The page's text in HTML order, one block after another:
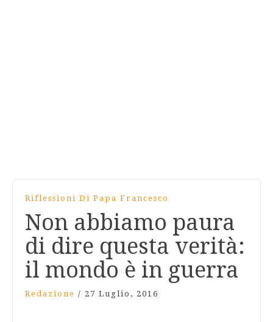
Riflessioni Di Papa Francesco
Non abbiamo paura
di dire questa verità:
il mondo è in guerra
Redazione / 27 Luglio, 2016